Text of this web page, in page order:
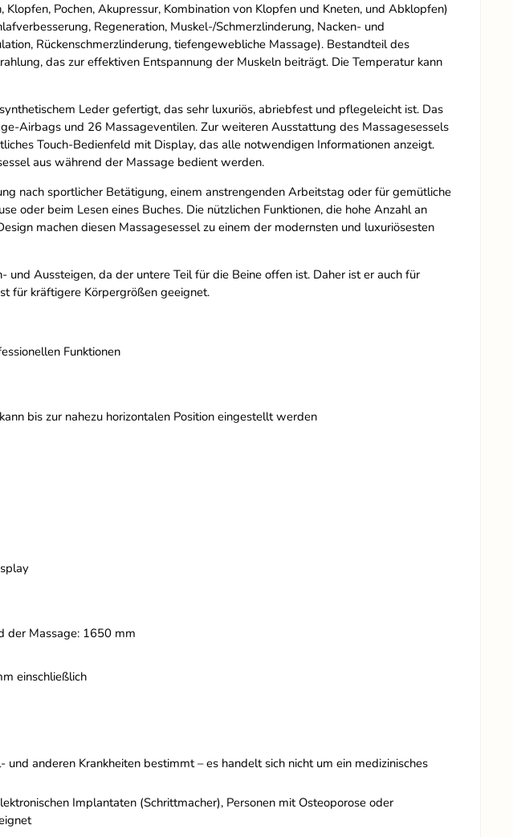
Pochen, Akupressur, Kombination von Klopfen und Kneten, und Abklopfen)
Regeneration, Muskel-/Schmerzlinderung, Nacken- und
Rückenschmerzlinderung, tiefengewebliche Massage). Bestandteil des
das zur effektiven Entspannung der Muskeln beiträgt. Die Temperatur kann
Leder gefertigt, das sehr luxuriös, abriebfest und pflegeleicht ist. Das
Airbags und 26 Massageventilen. Zur weiteren Ausstattung des Massagesessels
Touch-Bedienfeld mit Display, das alle notwendigen Informationen anzeigt.
aus während der Massage bedient werden.
nach sportlicher Betätigung, einem anstrengenden Arbeitstag oder für gemütliche
oder beim Lesen eines Buches. Die nützlichen Funktionen, die hohe Anzahl an
machen diesen Massagesessel zu einem der modernsten und luxuriösesten
und Aussteigen, da der untere Teil für die Beine offen ist. Daher ist er auch für
für kräftigere Körpergrößen geeignet.
Funktionen
bis zur nahezu horizontalen Position eingestellt werden
der Massage: 1650 mm
einschließlich
anderen Krankheiten bestimmt – es handelt sich nicht um ein medizinisches
Implantaten (Schrittmacher), Personen mit Osteoporose oder